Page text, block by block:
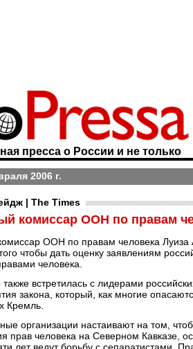
пресса о России и не только
2006 г.
| The Times
комиссар ООН по правам
ООН по правам человека Луиза
чтобы дать оценку заявлениям
человека.
встретилась с лидерами
закона, который, как многие
Кремль.
организации настаивают на том,
прав человека на Северном Кавказе,